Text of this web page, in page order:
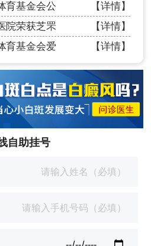
育基金会公
【详情】
院荣获芝罘
【详情】
育基金会爱
【详情】
自助挂号